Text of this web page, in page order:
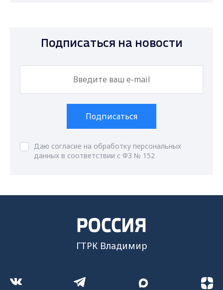
Подписаться на новости
Подписаться
Даю согласие на обработку персональных
данных в соответствии с ФЗ № 152
ГТРК Владимир